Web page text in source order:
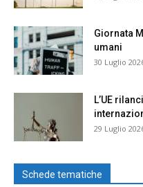
Giornata
umani
30 Luglio
L’UE
29 Luglio
Schede tematiche